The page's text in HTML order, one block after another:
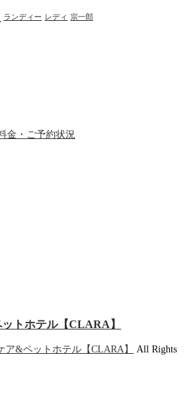
ランディー レディ 宗一郎
金・ご予約状況
ア&ペットホテル【CLARA】
All Rights